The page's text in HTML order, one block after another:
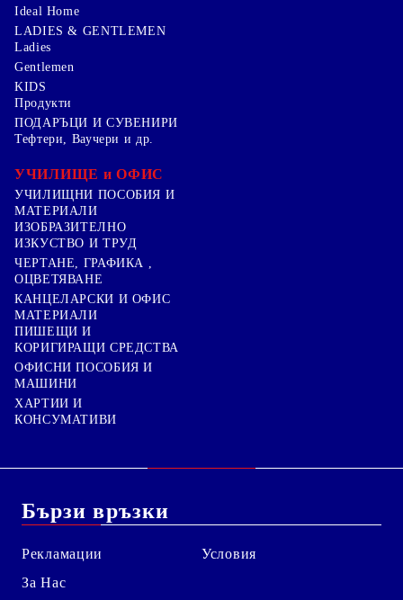
Ideal Home
LADIES & GENTLEMEN
Ladies
Gentlemen
KIDS
Продукти
ПОДАРЪЦИ И СУВЕНИРИ
Тефтери, Ваучери и др.
УЧИЛИЩЕ и ОФИС
УЧИЛИЩНИ ПОСОБИЯ И
МАТЕРИАЛИ
ИЗОБРАЗИТЕЛНО
ИЗКУСТВО И ТРУД
ЧЕРТАНЕ, ГРАФИКА ,
ОЦВЕТЯВАНЕ
КАНЦЕЛАРСКИ И ОФИС
МАТЕРИАЛИ
ПИШЕЩИ И
КОРИГИРАЩИ СРЕДСТВА
ОФИСНИ ПОСОБИЯ И
МАШИНИ
ХАРТИИ И
КОНСУМАТИВИ
Бързи връзки
Рекламации
За Нас
Условия